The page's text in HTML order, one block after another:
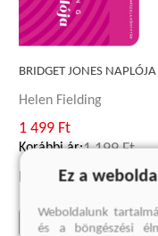
BRIDGET JONES NAPLÓJA
Helen Fielding
1 499 Ft
Korábbi ár:1 199 Ft
Eredeti ár:1 999 Ft
kosárba
Ez a
Weboldalunk
és a böngészési